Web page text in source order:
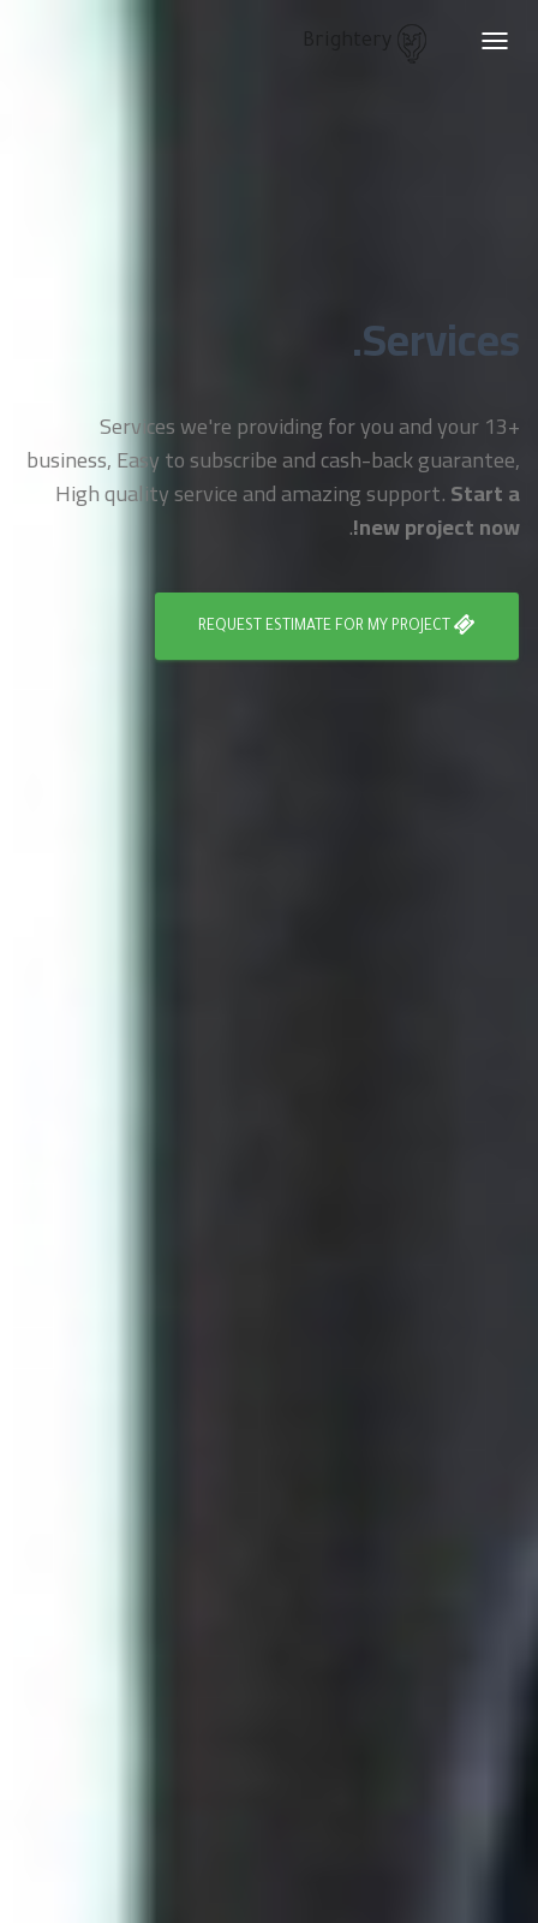
Toggle
Services.
+13 Services we're providing for you and your
business, Easy to subscribe and cash-back guarantee,
High quality service and amazing support.Start a
new project now!
.